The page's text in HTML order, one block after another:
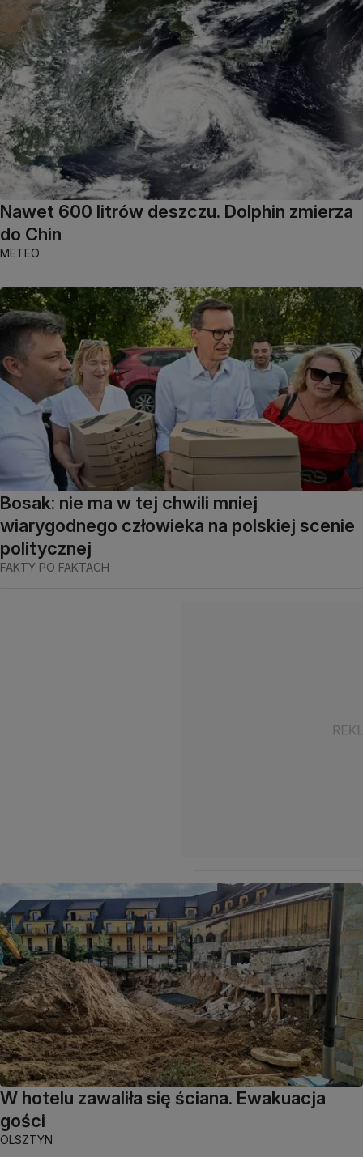
Nawet 600 litrów deszczu. Dolphin zmierza
do Chin
METEO
Bosak: nie ma w tej chwili mniej
wiarygodnego człowieka na polskiej scenie
politycznej
FAKTY PO FAKTACH
W hotelu zawaliła się ściana. Ewakuacja
gości
OLSZTYN